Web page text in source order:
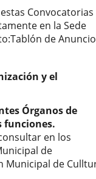
Convocatorias
en la Sede
de
y el
Órganos de
funciones.
en los
de
Municipal de